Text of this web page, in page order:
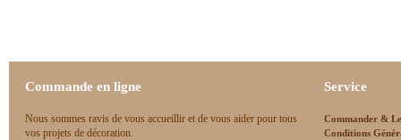
Commande en ligne
Nous sommes ravis de vous accueillir et de vous aider pour tous
vos projets de décoration.
Service
Commander &
Conditions